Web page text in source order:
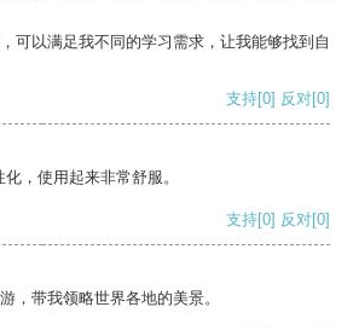
可以满足我不同的学习需求，让我能够找到自
支持[0] 反对[0]
，使用起来非常舒服。
支持[0] 反对[0]
，带我领略世界各地的美景。